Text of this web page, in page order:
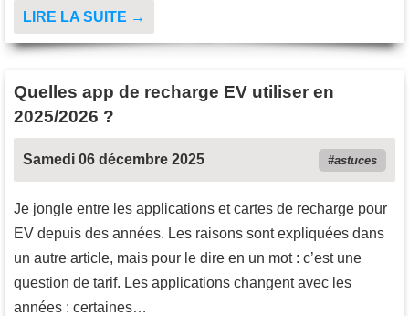
LIRE LA SUITE →
Quelles app de recharge EV utiliser en
2025/2026 ?
Samedi 06 décembre 2025 astuces
Je jongle entre les applications et cartes de recharge pour
EV depuis des années. Les raisons sont expliquées dans
un autre article, mais pour le dire en un mot : c’est une
question de tarif. Les applications changent avec les
années : certaines…